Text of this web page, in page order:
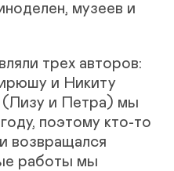
музеев и
трех авторов:
и Никиту
(Лизу и Петра) мы
поэтому кто-то
возвращался
работы мы